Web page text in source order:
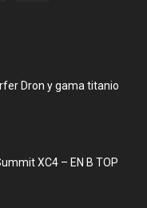
Dron y gama titanio
XC4 – EN B TOP